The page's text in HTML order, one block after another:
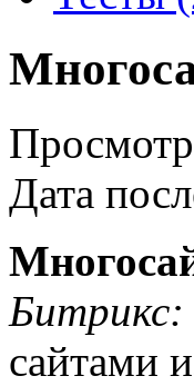
Дата
Битрикс:
сайтами